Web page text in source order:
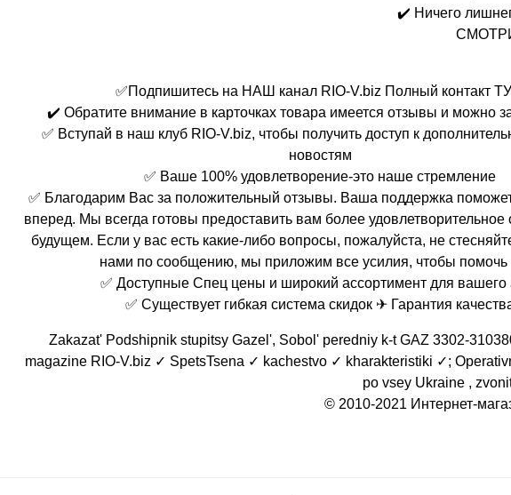
✔️ Ничего
✅Подпишитесь на НАШ канал RIO-V.biz Полный контакт
✔️ Обратите внимание в карточках товара имеется отзывы и можно
✅ Вступай в наш клуб RIO-V.biz, чтобы получить доступ к
новостям
✅ Ваше 100% удовлетворение-это наше стремление
✅ Благодарим Вас за положительный отзывы. Ваша поддержка
вперед. Мы всегда готовы предоставить вам более
будущем. Если у вас есть какие-либо вопросы, пожалуйста, не
нами по сообщению, мы приложим все усилия, чтобы помочь
✅ Доступные Спец цены и широкий ассортимент для вашего
✅ Существует гибкая система скидок ✈ Гарантия
Zakazat' Podshipnik stupitsy Gazel', Sobol' peredniy k-t GAZ 3302-
magazine RIO-V.biz ✓ SpetsTsena ✓ kachestvo ✓ kharakteristiki ✓;
po vsey Ukraine ,
© 2010-2021 Интернет-